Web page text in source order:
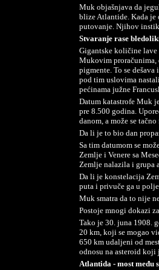
Muk objašnjava da
blize Atlantide. Kada je
putovanje. Njihov
Stvaranje rase
Gigantske količine lave
Mukovim
pigmente. To se
pod tim uslovima
pećinama južne
Datum katastrofe Muk
pre 8.500 godina.
danom, a može se
Da li je to bio dan
Sa tim datumom se
Zemlje i Venere sa
Zemlje nalazila i grupa
Da li je konstelacija
puta i privuče ga u
Muk smatra da to nije
Postoje mnogi dokazi
Tako je 30. juna 1908.
20 km, koji se mogao
650 km udaljeni od
odnosu na asteroid koji
Atlantida - most među